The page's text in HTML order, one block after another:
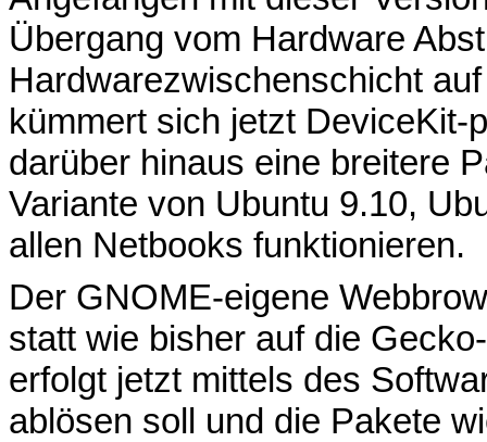
Übergang vom Hardware
Hardwarezwischenschicht
kümmert sich jetzt DeviceKit-
darüber hinaus eine breitere
Variante von Ubuntu 9.10,
allen Netbooks funktionieren.
Der GNOME-eigene
statt wie bisher auf die
erfolgt jetzt mittels des
ablösen soll und die Pakete